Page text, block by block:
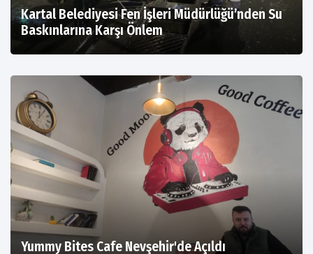
Kartal Belediyesi Fen İşleri Müdürlüğü’nden Su
Baskınlarına Karşı Önlem
Yummy Bites Cafe Nevşehir'de Açıldı